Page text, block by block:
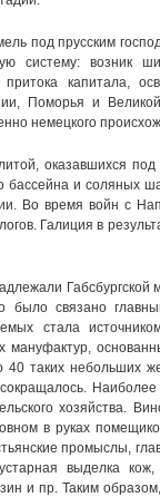
под прусским
систему: возник
притока капитала,
Поморья и
немецкого
оказавшихся
бассейна и соляных
Во время войн с
Галиция в
было связано
стала
мануфактур,
40 таких небольших
хозяйства.
в руках
промыслы,
выделка
и пр. Таким